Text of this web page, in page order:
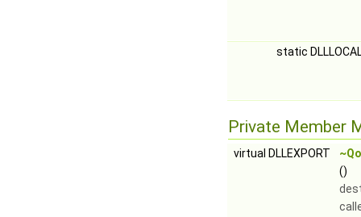
static
Private Member
virtual DLLEXPORT
()